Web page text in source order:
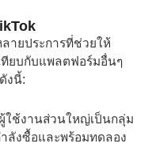
ายประการที่ช่วยให้
ทียบกับแพลตฟอร์มอื่นๆ
งนี้:
ใช้งานส่วนใหญ่เป็นกลุ่ม
ลังซื้อและพร้อมทดลอง